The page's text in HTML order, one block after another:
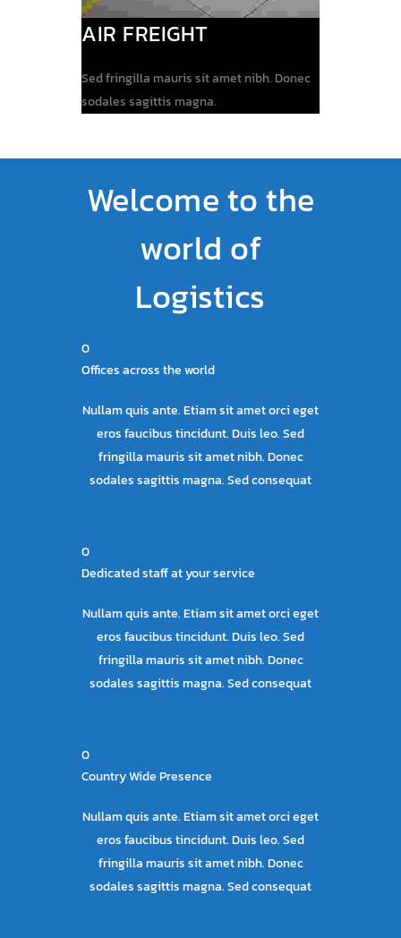
AIR FREIGHT
Sed fringilla mauris sit amet nibh. Donec
sodales sagittis magna.
Welcome to the
world of
Logistics
0
Offices across the world
Nullam quis ante. Etiam sit amet orci eget
eros faucibus tincidunt. Duis leo. Sed
fringilla mauris sit amet nibh. Donec
sodales sagittis magna. Sed consequat
0
Dedicated staff at your service
Nullam quis ante. Etiam sit amet orci eget
eros faucibus tincidunt. Duis leo. Sed
fringilla mauris sit amet nibh. Donec
sodales sagittis magna. Sed consequat
0
Country Wide Presence
Nullam quis ante. Etiam sit amet orci eget
eros faucibus tincidunt. Duis leo. Sed
fringilla mauris sit amet nibh. Donec
sodales sagittis magna. Sed consequat